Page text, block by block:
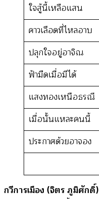
ใจสู้นี้เหลือแสน
คาวเลือดที่ไหลอาบ
ปลุกใจอยู่อาจิณ
ฟ้ามืดเมื่อมีได้
แสงทองเหนือธรณี
เมื่อนั้นแหละคนนี้
ประกาศด้วยอาจอง
กวีการเมือง (จิตร ภูมิศักดิ์)